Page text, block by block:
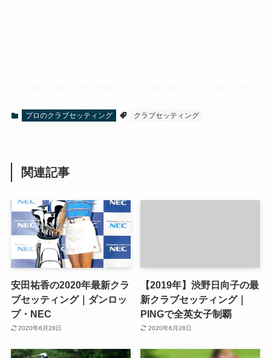
プロのクラブセッティング クラブセッティング
関連記事
安田祐香の2020年最新クラ
ブセッティング｜ダンロッ
プ・NEC
2020年6月28日
【2019年】渋野日向子の最
新クラブセッティング｜
PINGで全英女子制覇
2020年6月28日